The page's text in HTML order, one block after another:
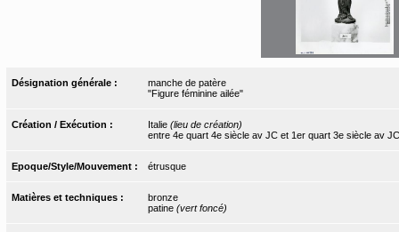
Désignation générale :
manche de patère
"Figure féminine ailée"
Création / Exécution : Italie (lieu de création)
entre 4e quart 4e siècle av JC et 1er quart 3e siècle av JC
Epoque/Style/Mouvement : étrusque
Matières et techniques :
bronze
patine (vert foncé)